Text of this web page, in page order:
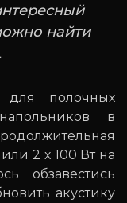
найти
для полочных
в
2 х 100 Вт на
обзавестись
акустику